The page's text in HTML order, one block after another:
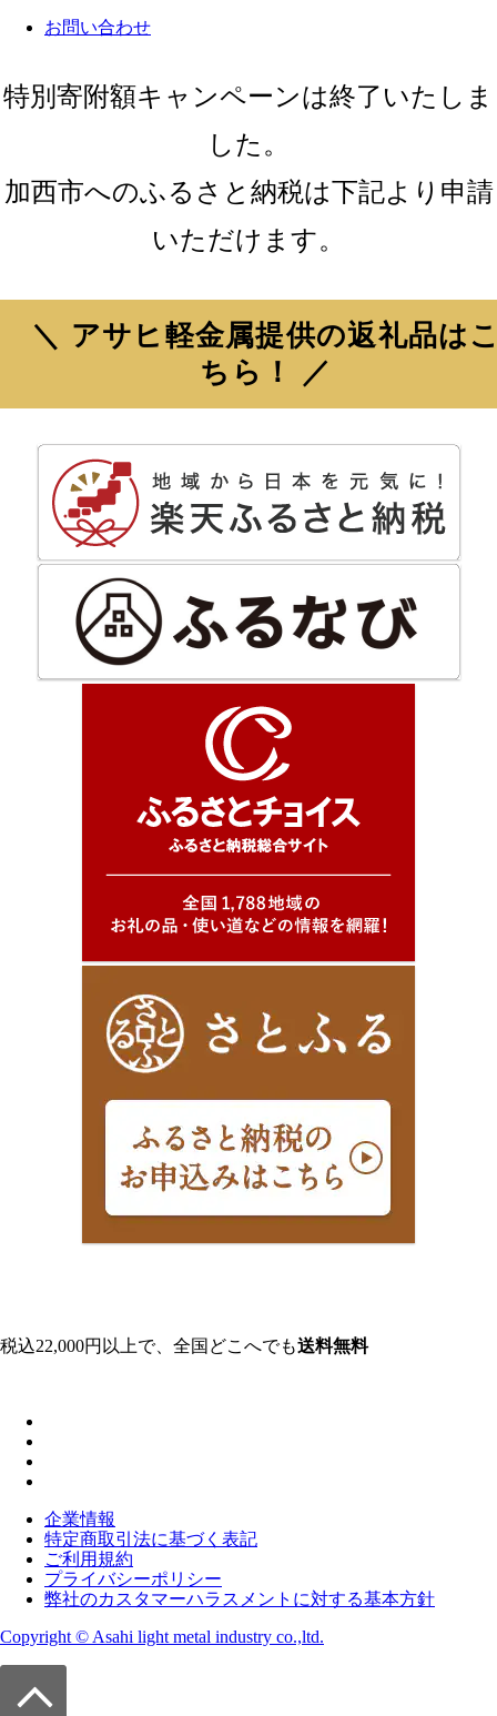
お問い合わせ
特別寄附額キャンペーンは終了いたしま
した。
加西市へのふるさと納税は下記より申請
いただけます。
＼ アサヒ軽金属提供の返礼品は
ちら！ ／
税込22,000円以上で、全国どこへでも送料無料
企業情報
特定商取引法に基づく表記
ご利用規約
プライバシーポリシー
弊社のカスタマーハラスメントに対する基本方針
Copyright © Asahi light metal industry co.,ltd.